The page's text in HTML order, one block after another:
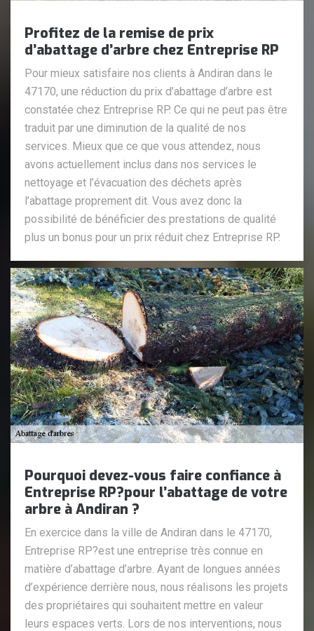
Profitez de la remise de prix
d’abattage d’arbre chez Entreprise RP
Pour mieux satisfaire nos clients à Andiran dans le
47170, une réduction du prix d’abattage d’arbre est
constatée chez Entreprise RP. Ce qui ne peut pas être
traduit par une diminution de la qualité de nos
services. Mieux que ce que vous attendez, nous
avons actuellement inclus dans nos services le
nettoyage et l’évacuation des déchets après
l’abattage proprement dit. Vous avez donc la
possibilité de bénéficier des prestations de qualité
plus un bonus pour un prix réduit chez Entreprise RP.
Pourquoi devez-vous faire confiance à
Entreprise RP?pour l’abattage de votre
arbre à Andiran ?
En exercice dans la ville de Andiran dans le 47170,
Entreprise RP?est une entreprise très connue en
matière d’abattage d’arbre. Ayant de longues années
d’expérience derrière nous, nous réalisons les projets
des propriétaires qui souhaitent mettre en valeur
leurs espaces verts. Lors de nos interventions, nous